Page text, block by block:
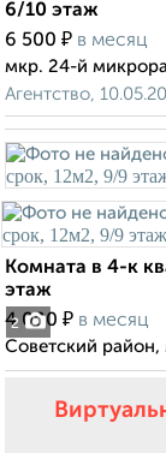
6/10 этаж
6 500 ₽ в месяц
мкр. 24-й
Агентство,
2
Комната в 4-к
этаж
4 000 ₽ в месяц
Советский